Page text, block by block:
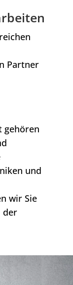
Partner
gehören
und
wir Sie
der